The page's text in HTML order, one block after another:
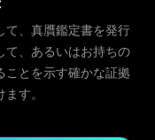
て、真贋鑑定書を発行
て、あるいはお持ちの
ことを示す確かな証拠
す。